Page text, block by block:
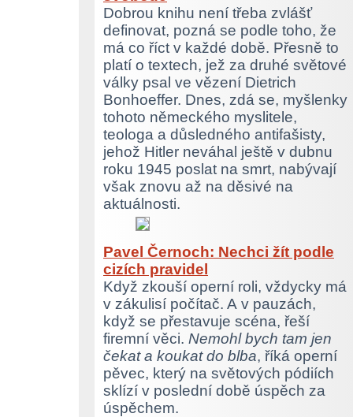
Dobrou knihu není třeba zvlášť
definovat, pozná se podle toho, že
má co říct v každé době. Přesně to
platí o textech, jež za druhé světové
války psal ve vězení Dietrich
Bonhoeffer. Dnes, zdá se, myšlenky
tohoto německého myslitele,
teologa a důsledného antifašisty,
jehož Hitler neváhal ještě v dubnu
roku 1945 poslat na smrt, nabývají
však znovu až na děsivé na
aktuálnosti.
Pavel Černoch: Nechci žít podle
cizích pravidel
Když zkouší operní roli, vždycky má
v zákulisí počítač. A v pauzách,
když se přestavuje scéna, řeší
firemní věci. Nemohl bych tam jen
čekat a koukat do blba, říká operní
pěvec, který na světových pódiích
sklízí v poslední době úspěch za
úspěchem.